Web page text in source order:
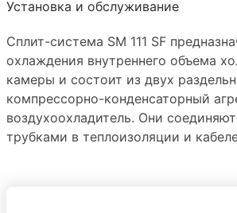
Установка и обслуживание
Сплит-система SM 111 SF
охлаждения внутреннего объема
камеры и состоит из двух
компрессорно-конденсаторный
воздухоохладитель. Они
трубками в теплоизоляции и